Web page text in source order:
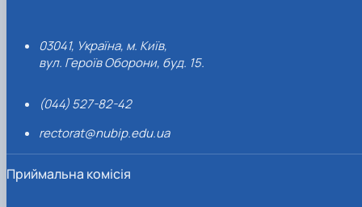
03041, Україна, м. Київ,
вул. Героїв Оборони, буд. 15.
(044) 527-82-42
rectorat@nubip.edu.ua
Приймальна комісія